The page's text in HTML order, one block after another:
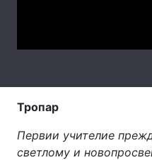
Тема оформлення
Тропар
Первии учителие
светлому и